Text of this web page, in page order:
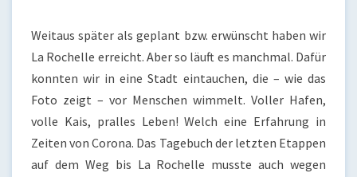
07.02.
–
27.02.21
Weitaus später als geplant bzw. erwünscht haben wir
La Rochelle erreicht. Aber so läuft es manchmal. Dafür
konnten wir in eine Stadt eintauchen, die – wie das
Foto zeigt – vor Menschen wimmelt. Voller Hafen,
volle Kais, pralles Leben! Welch eine Erfahrung in
Zeiten von Corona. Das Tagebuch der letzten Etappen
auf dem Weg bis La Rochelle musste auch wegen